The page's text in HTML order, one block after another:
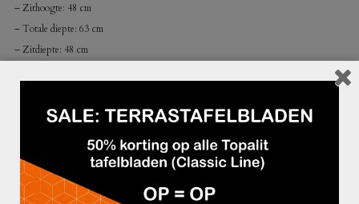
– Zithoogte: 48 cm
– Totale diepte: 63 cm
– Zitdiepte: 48 cm